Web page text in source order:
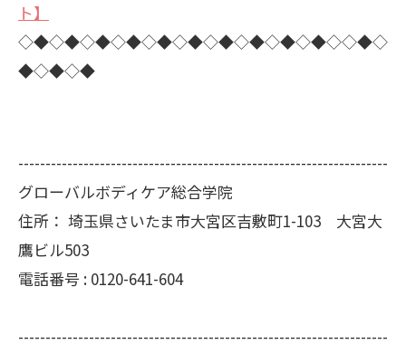
ト】
◇◆◇◆◇◆◇◆◇◆◇◆◇◆◇◆◇◆◇◆◇◇◆◇
◆◇◆◇◆
--------------------------------------------------------------------
グローバルボディケア総合学院
住所： 埼玉県さいたま市大宮区吉敷町1-103 大宮大
鷹ビル503
電話番号 : 0120-641-604
--------------------------------------------------------------------